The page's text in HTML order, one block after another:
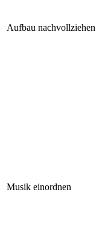
Aufbau nachvollziehen
Musik einordnen